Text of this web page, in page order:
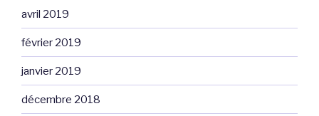
avril 2019
février 2019
janvier 2019
décembre 2018